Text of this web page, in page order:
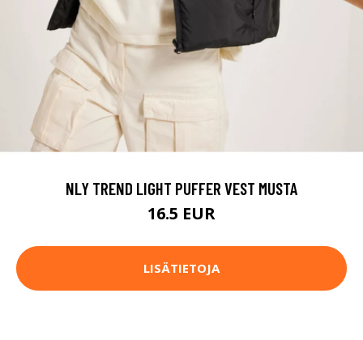
NLY TREND LIGHT PUFFER VEST MUSTA
16.5 EUR
LISÄTIETOJA